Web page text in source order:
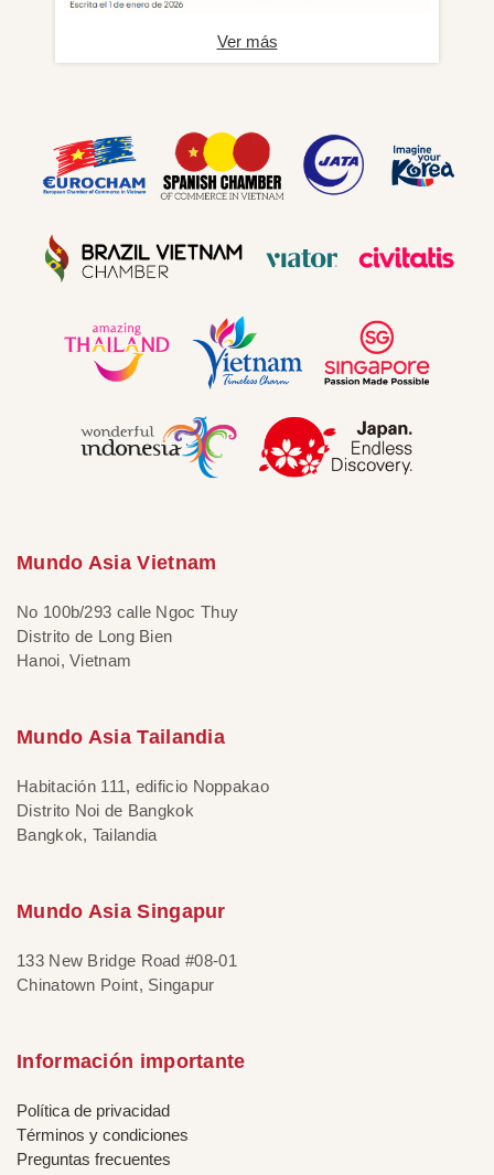
Ver más
Mundo Asia Vietnam
No 100b/293 calle Ngoc Thuy
Distrito de Long Bien
Hanoi, Vietnam
Mundo Asia Tailandia
Habitación 111, edificio Noppakao
Distrito Noi de Bangkok
Bangkok, Tailandia
Mundo Asia Singapur
133 New Bridge Road #08-01
Chinatown Point, Singapur
Información importante
Política de privacidad
Términos y condiciones
Preguntas frecuentes